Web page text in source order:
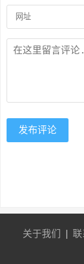
发布评论
关于我们 联